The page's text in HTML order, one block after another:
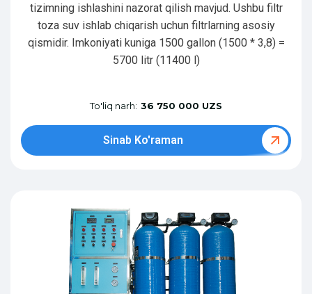
tizimning ishlashini nazorat qilish mavjud. Ushbu filtr
toza suv ishlab chiqarish uchun filtrlarning asosiy
qismidir. Imkoniyati kuniga 1500 gallon (1500 * 3,8) =
5700 litr (11400 l)
To'liq narh: 36 750 000 UZS
Sinab Ko'raman